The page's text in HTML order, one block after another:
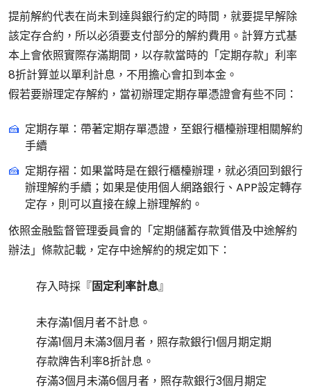
提前解約代表在尚未到達與銀行約定的時間，就要提早解除
該定存合約，所以必須要支付部分的解約費用。計算方式基
本上會依照實際存滿期間，以存款當時的「定期存款」利率
8折計算並以單利計息，不用擔心會扣到本金。
假若要辦理定存解約，當初辦理定期存單憑證會有些不同：
定期存單：帶著定期存單憑證，至銀行櫃檯辦理相關解約
手續
定期存褶：如果當時是在銀行櫃檯辦理，就必須回到銀行
辦理解約手續；如果是使用個人網路銀行、APP設定轉存
定存，則可以直接在線上辦理解約。
依照金融監督管理委員會的「定期儲蓄存款質借及中途解約
辦法」條款記載，定存中途解約的規定如下：
存入時採『固定利率計息』
未存滿1個月者不計息。
存滿1個月未滿3個月者，照存款銀行1個月期定期
存款牌告利率8折計息。
存滿3個月未滿6個月者，照存款銀行3個月期定